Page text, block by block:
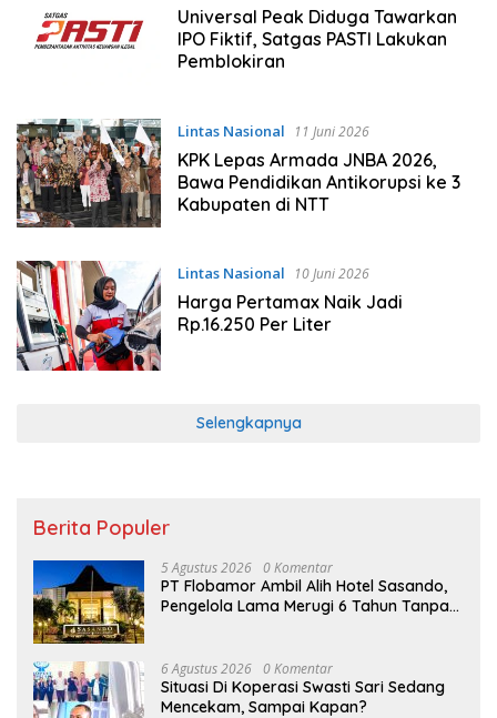
Universal Peak Diduga Tawarkan
IPO Fiktif, Satgas PASTI Lakukan
Pemblokiran
Lintas Nasional 11 Juni 2026
KPK Lepas Armada JNBA 2026,
Bawa Pendidikan Antikorupsi ke 3
Kabupaten di NTT
Lintas Nasional 10 Juni 2026
Harga Pertamax Naik Jadi
Rp.16.250 Per Liter
Selengkapnya
Berita Populer
5 Agustus 2026 0 Komentar
PT Flobamor Ambil Alih Hotel Sasando,
Pengelola Lama Merugi 6 Tahun Tanpa
6 Agustus 2026 0 Komentar
Situasi Di Koperasi Swasti Sari Sedang
Mencekam, Sampai Kapan?